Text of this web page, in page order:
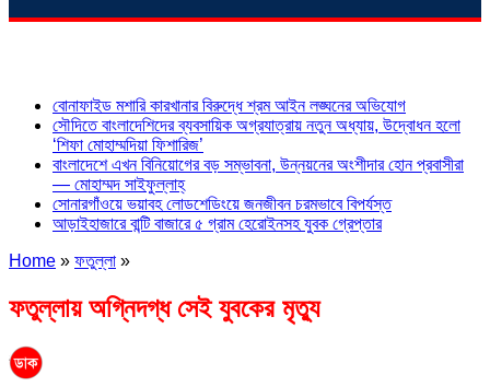
বোনাফাইড মশারি কারখানার বিরুদ্ধে শ্রম আইন লঙ্ঘনের অভিযোগ
সৌদিতে বাংলাদেশিদের ব্যবসায়িক অগ্রযাত্রায় নতুন অধ্যায়, উদ্বোধন হলো
‘শিফা মোহাম্মদিয়া ফিশারিজ’
বাংলাদেশে এখন বিনিয়োগের বড় সম্ভাবনা, উন্নয়নের অংশীদার হোন প্রবাসীরা
— মোহাম্মদ সাইফুল্লাহ্
সোনারগাঁওয়ে ভয়াবহ লোডশেডিংয়ে জনজীবন চরমভাবে বিপর্যস্ত
আড়াইহাজারে বান্টি বাজারে ৫ গ্রাম হেরোইনসহ যুবক গ্রেপ্তার
Home » ফতুল্লা »
ফতুল্লায় অগ্নিদগ্ধ সেই যুবকের মৃত্যু